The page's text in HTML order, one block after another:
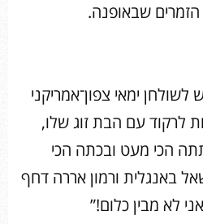
שבאופנה.
ימאי צפון־אמריקני
לרקוד עם הבת זוג שלו,
הכי מעט ובכתה הכי
באנגלית ורמון אררה דחף
לא מבין כלום!”